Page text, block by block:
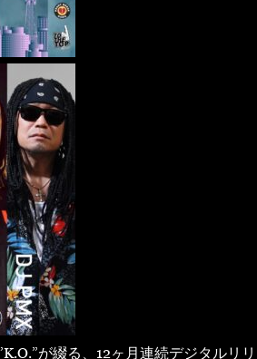
が綴る、12ヶ月連続デジタルリ